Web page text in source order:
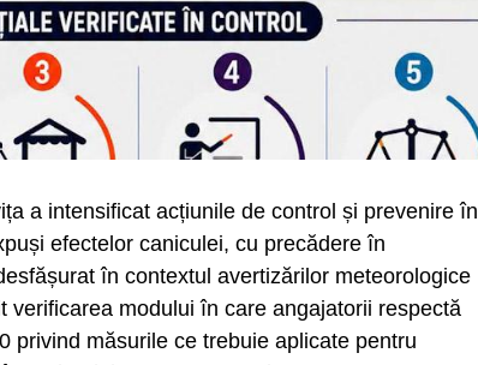
a intensificat acțiunile de control și prevenire în
efectelor caniculei, cu precădere în
în contextul avertizărilor meteorologice
verificarea modului în care angajatorii respectă
privind măsurile ce trebuie aplicate pentru